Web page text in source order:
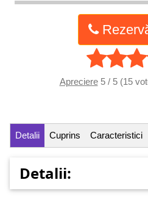
Apreciere5 / 5 (15
Detalii Cuprins Caracteristici
Detalii: